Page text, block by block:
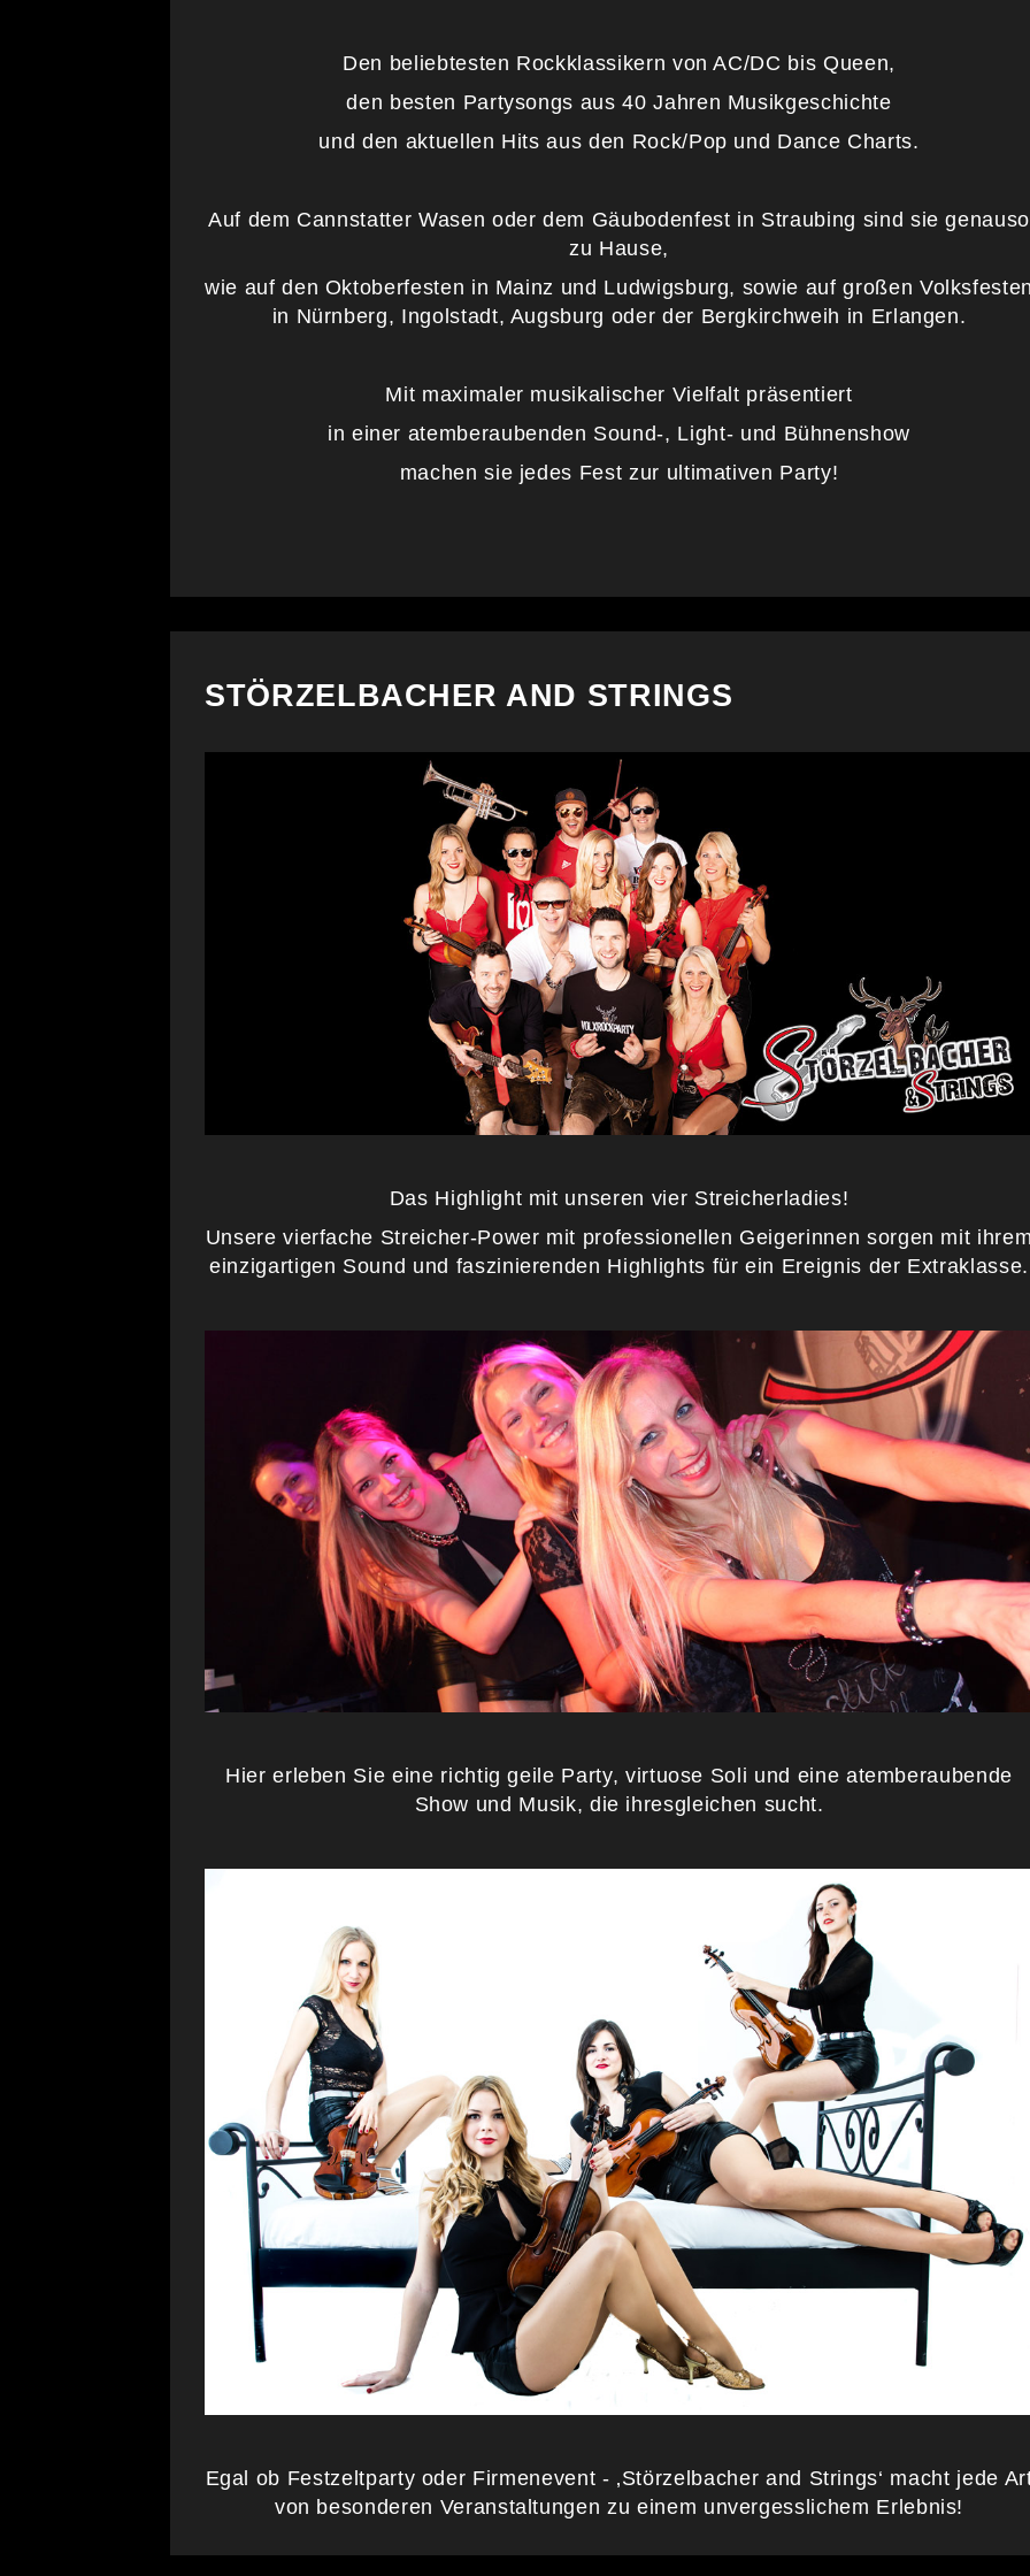
Den beliebtesten Rockklassikern von AC/DC bis Queen,
den besten Partysongs aus 40 Jahren Musikgeschichte
und den aktuellen Hits aus den Rock/Pop und Dance Charts.
Auf dem Cannstatter Wasen oder dem Gäubodenfest in Straubing sind sie genauso
zu Hause,
wie auf den Oktoberfesten in Mainz und Ludwigsburg, sowie auf großen
in Nürnberg, Ingolstadt, Augsburg oder der Bergkirchweih in Erlangen.
Mit maximaler musikalischer Vielfalt präsentiert
in einer atemberaubenden Sound-, Light- und Bühnenshow
machen sie jedes Fest zur ultimativen Party!
STÖRZELBACHER AND STRINGS
Das Highlight mit unseren vier Streicherladies!
Unsere vierfache Streicher-Power mit professionellen Geigerinnen sorgen mit
einzigartigen Sound und faszinierenden Highlights für ein Ereignis der Extraklasse.
Hier erleben Sie eine richtig geile Party, virtuose Soli und eine atemberaubende
Show und Musik, die ihresgleichen sucht.
Egal ob Festzeltparty oder Firmenevent - ‚Störzelbacher and Strings‘ macht jede
von besonderen Veranstaltungen zu einem unvergesslichem Erlebnis!